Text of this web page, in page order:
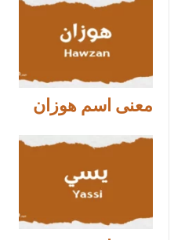
معنى اسم هوزان